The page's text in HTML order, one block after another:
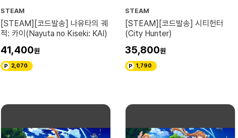
STEAM
[STEAM][코드발송] 나유타의 궤
적: 카이(Nayuta no Kiseki: KAI)
41,400
2,070
STEAM
[STEAM][코드발송] 시티헌터
(City Hunter)
35,800
1,790